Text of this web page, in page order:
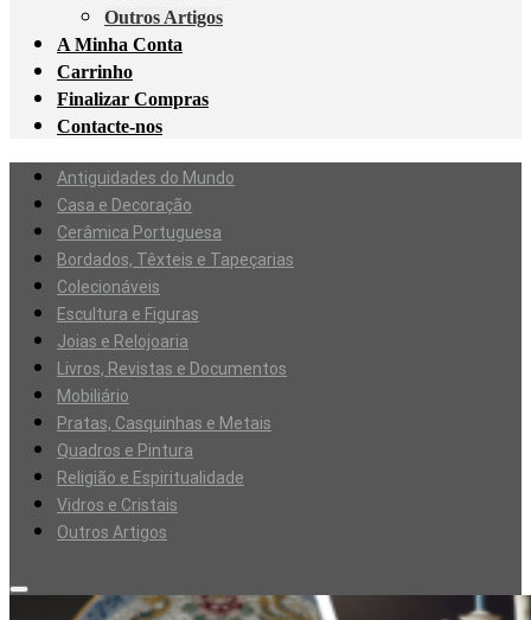
Outros Artigos
A Minha Conta
Carrinho
Finalizar Compras
Contacte-nos
Antiguidades do Mundo
Casa e Decoração
Cerâmica Portuguesa
Bordados, Têxteis e Tapeçarias
Colecionáveis
Escultura e Figuras
Joias e Relojoaria
Livros, Revistas e Documentos
Mobiliário
Pratas, Casquinhas e Metais
Quadros e Pintura
Religião e Espiritualidade
Vidros e Cristais
Outros Artigos